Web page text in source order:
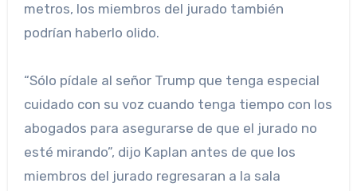
metros, los miembros del jurado también
podrían haberlo olido.
“Sólo pídale al señor Trump que tenga especial
cuidado con su voz cuando tenga tiempo con los
abogados para asegurarse de que el jurado no
esté mirando”, dijo Kaplan antes de que los
miembros del jurado regresaran a la sala